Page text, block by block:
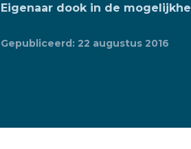
Eigenaar dook in de
Gepubliceerd: 22 augustus 2016